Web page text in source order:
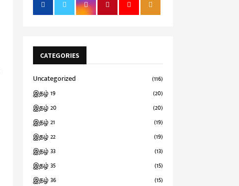
CATEGORIES
Uncategorized
(116)
இதழ் 19
(20)
இதழ் 20
(20)
இதழ் 21
(19)
இதழ் 22
(19)
இதழ் 33
(13)
இதழ் 35
(15)
இதழ் 36
(15)